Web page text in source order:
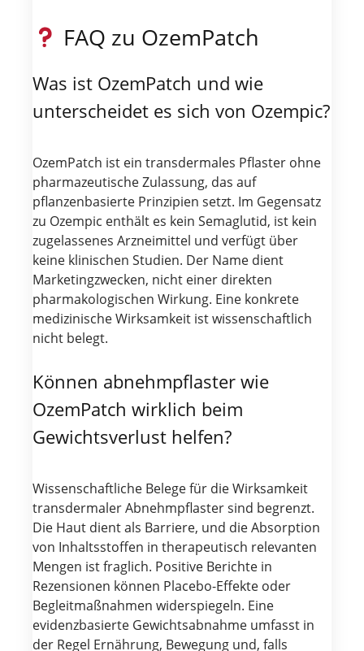
FAQ zu OzemPatch
Was ist OzemPatch und wie
unterscheidet es sich von Ozempic?
OzemPatch ist ein transdermales Pflaster ohne
pharmazeutische Zulassung, das auf
pflanzenbasierte Prinzipien setzt. Im Gegensatz
zu Ozempic enthält es kein Semaglutid, ist kein
zugelassenes Arzneimittel und verfügt über
keine klinischen Studien. Der Name dient
Marketingzwecken, nicht einer direkten
pharmakologischen Wirkung. Eine konkrete
medizinische Wirksamkeit ist wissenschaftlich
nicht belegt.
Können abnehmpflaster wie
OzemPatch wirklich beim
Gewichtsverlust helfen?
Wissenschaftliche Belege für die Wirksamkeit
transdermaler Abnehmpflaster sind begrenzt.
Die Haut dient als Barriere, und die Absorption
von Inhaltsstoffen in therapeutisch relevanten
Mengen ist fraglich. Positive Berichte in
Rezensionen können Placebo-Effekte oder
Begleitmaßnahmen widerspiegeln. Eine
evidenzbasierte Gewichtsabnahme umfasst in
der Regel Ernährung, Bewegung und, falls